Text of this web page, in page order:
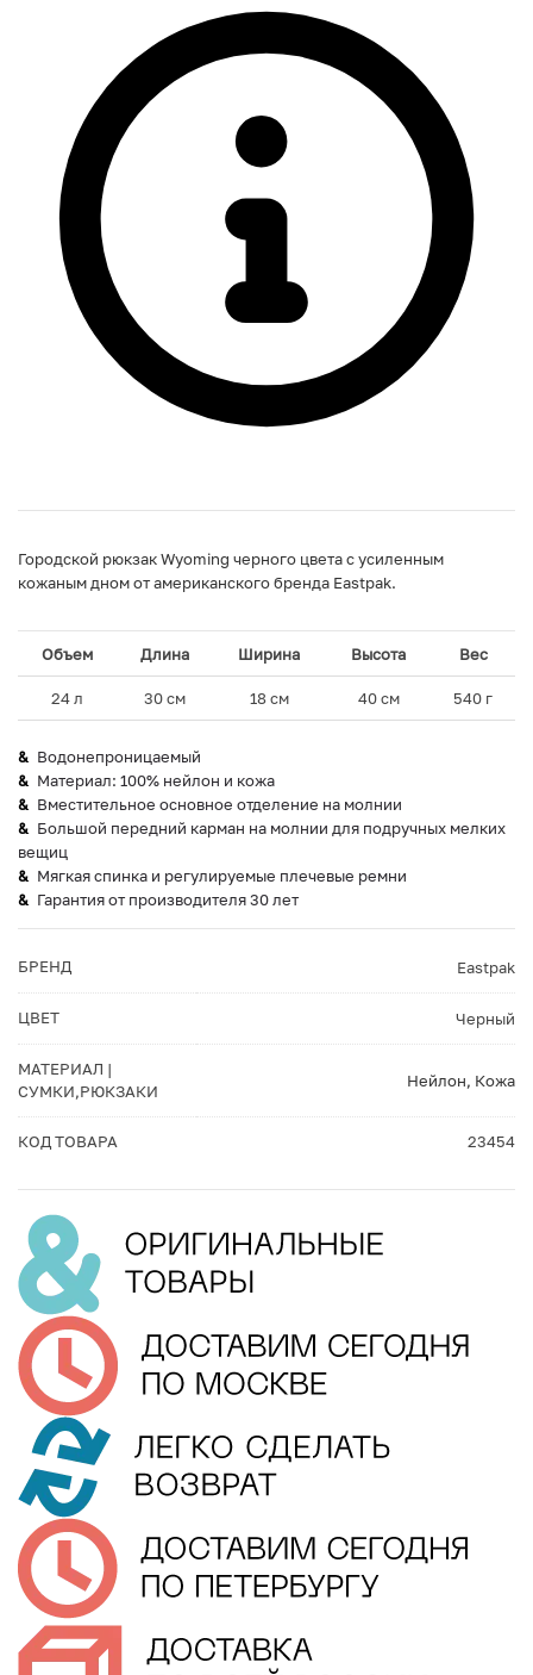
Городской рюкзак Wyoming черного цвета с усиленным
кожаным дном от американского бренда Eastpak.
Объем Длина Ширина Высота Вес
24 л 30 см 18 см 40 см 540 г
Водонепроницаемый
Материал: 100% нейлон и кожа
Вместительное основное отделение на молнии
Большой передний карман на молнии для подручных мелких
вещиц
Мягкая спинка и регулируемые плечевые ремни
Гарантия от производителя 30 лет
БРЕНД Eastpak
ЦВЕТ Черный
МАТЕРИАЛ |
СУМКИ,РЮКЗАКИ
Нейлон, Кожа
КОД ТОВАРА 23454